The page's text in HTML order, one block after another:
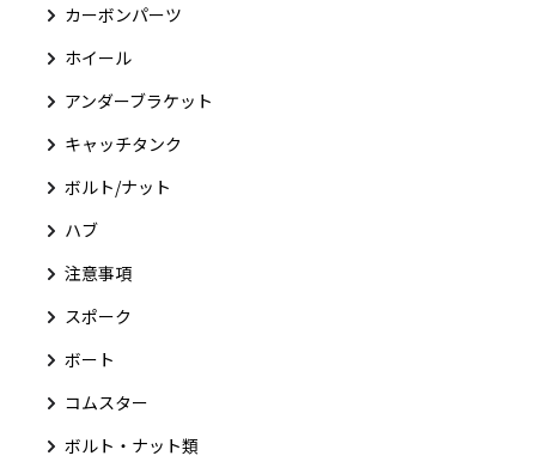
カーボンパーツ
ホイール
アンダーブラケット
キャッチタンク
ボルト/ナット
ハブ
注意事項
スポーク
ボート
コムスター
ボルト・ナット類